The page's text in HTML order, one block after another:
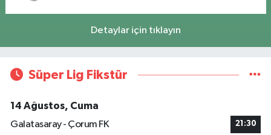
Detaylar için tıklayın
Süper Lig Fikstür
14 Ağustos, Cuma
Galatasaray - Çorum FK
21:30